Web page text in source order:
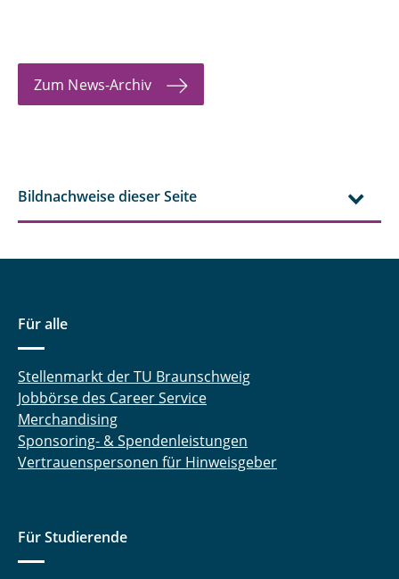
Zum News-Archiv
Bildnachweise dieser Seite
Für alle
Stellenmarkt der TU Braunschweig
Jobbörse des Career Service
Merchandising
Sponsoring- & Spendenleistungen
Vertrauenspersonen für Hinweisgeber
Für Studierende